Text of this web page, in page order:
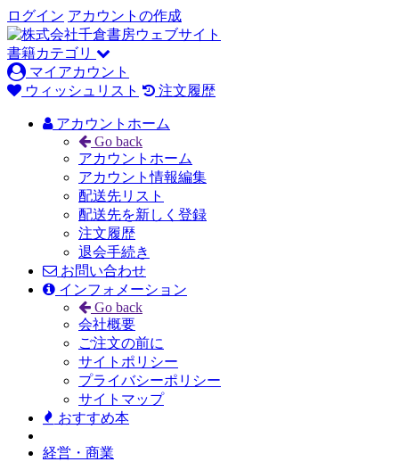
ログイン アカウントの作成
書籍カテゴリ
マイアカウント
ウィッシュリスト
注文履歴
アカウントホーム
Go back
アカウントホーム
アカウント情報編集
配送先リスト
配送先を新しく登録
注文履歴
退会手続き
お問い合わせ
インフォメーション
Go back
会社概要
ご注文の前に
サイトポリシー
プライバシーポリシー
サイトマップ
おすすめ本
経営・商業